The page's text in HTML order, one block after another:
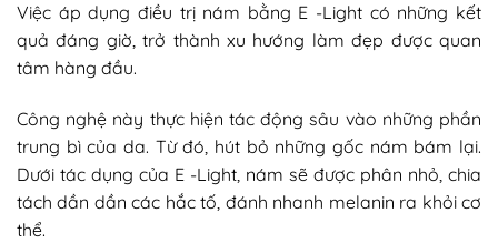
Việc áp dụng điều trị nám bằng E -Light có những kết
quả đáng giờ, trở thành xu hướng làm đẹp được quan
tâm hàng đầu.
Công nghệ này thực hiện tác động sâu vào những phần
trung bì của da. Từ đó, hút bỏ những gốc nám bám lại.
Dưới tác dụng của E -Light, nám sẽ được phân nhỏ, chia
tách dần dần các hắc tố, đánh nhanh melanin ra khỏi cơ
thể.